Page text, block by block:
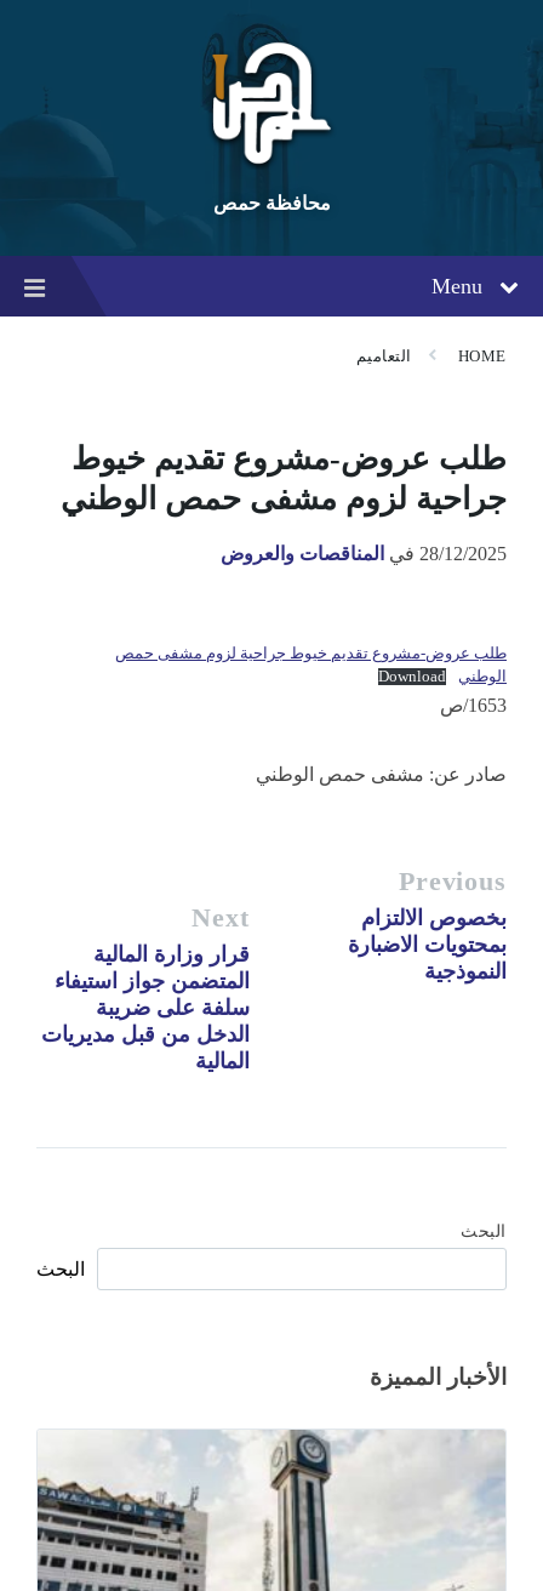
content
main
navigation
footer
محافظة حمص
Menu
HOME التعاميم
طلب عروض-مشروع تقديم خيوط
جراحية لزوم مشفى حمص الوطني
28/12/2025 في المناقصات والعروض
طلب عروض-مشروع تقديم خيوط جراحية لزوم مشفى حمص
الوطني
Download
1653/ص
صادر عن: مشفى حمص الوطني
Previous
بخصوص الالتزام
بمحتويات الاضبارة
النموذجية
Next
قرار وزارة المالية
المتضمن جواز استيفاء
سلفة على ضريبة
الدخل من قبل مديريات
المالية
البحث
البحث
الأخبار المميزة